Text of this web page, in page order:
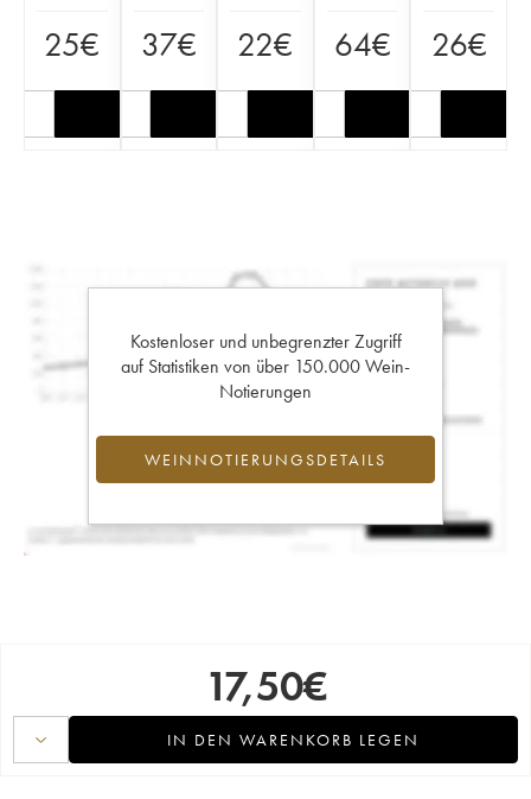
25€ 37€ 22€ 64€ 26€
Kostenloser und unbegrenzter Zugriff
auf Statistiken von über 150.000 Wein-
Notierungen
WEINNOTIERUNGSDETAILS
17,50€
IN DEN WARENKORB LEGEN